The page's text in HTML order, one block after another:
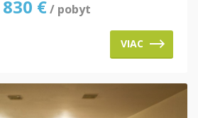
830 € / pobyt
VIAC